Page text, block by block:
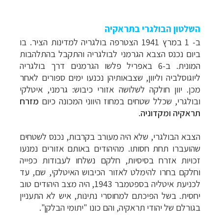
השלטון הבולגרי בתראקיה
ב- 1 במרץ 1941 הצטרפה בולגריה למדינות הציר. בו
ביום נכנס הצבא הגרמני לבולגריה והתקבל בהתלהבות
המונית. ב-6 באפריל פלשו הגרמנים דרך בולגריה
ליוגוסלביה וליוון, שצבאותיהן נכנעו ימים ספורים לאחר
מכן. יוון חולקה לשלושה אזורי כיבוש: גרמני, איטלקי
ובולגרי, שכלל שטחים במחוז היווני המכונה כיום מזרח
תראקיה ומקדוניה.
הצבא הבולגרי, שלא היה מעורב בקרבות, נכנס לשטחים
שהועברו תחת חסותו. מהיהודים באותם אזורים נמנעו
זכויות אזרח בסיסיות, חלקם נשלחו לעבודות כפייה
וחלקם בחרו להימלט לאזור הכיבוש האיטלקי, שם, עד
לכניעת איטליה בספטמבר 1943, היה מצב היהודים טוב
יחסית. בשל הפיכתם למחוסרי נתינות, איש לא התעניין
בגורלם של יהודי תראקיה, והם כונו "יתומי הבלקן".